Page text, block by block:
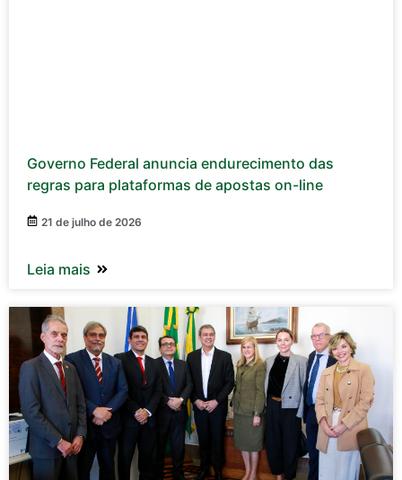
Governo Federal anuncia endurecimento das
regras para plataformas de apostas on-line
21 de julho de 2026
Leia mais